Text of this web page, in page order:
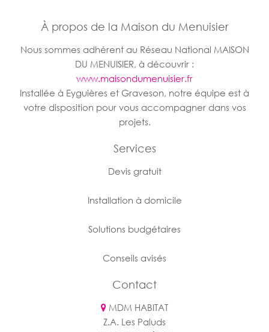
À propos de la Maison du Menuisier
Nous sommes adhérent au Réseau National MAISON
DU MENUISIER, à découvrir :
www.maisondumenuisier.fr
Installée à Eyguières et Graveson, notre équipe est à
votre disposition pour vous accompagner dans vos
projets.
Services
Devis gratuit
Installation à domicile
Solutions budgétaires
Conseils avisés
Contact
MDM HABITAT
Z.A. Les Paluds